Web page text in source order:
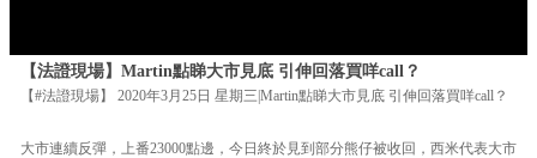
【法證現場】Martin點睇大市見底 引伸回落買咩call？
【#法證現場】 2020年3月25日 星期三|Martin點睇大市見底 引伸回落買咩call？
大市連續反彈，上番23000點邊，今日終於見到部分熊仔被收回，西米代表大市